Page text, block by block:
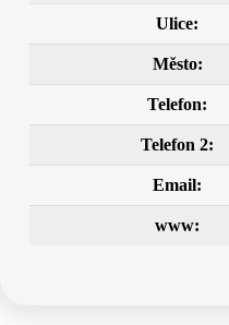
Ulice:
Město:
Telefon:
Telefon 2:
Email:
www: